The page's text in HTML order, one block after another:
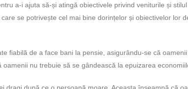
a-i ajuta să-și atingă obiectivele privind veniturile și stilul
se potrivește cel mai bine dorințelor și obiectivelor lor
fiabilă de a face bani la pensie, asigurându-se că
nu trebuie să se gândească la epuizarea
dragi după ce o persoană moare. Aceasta înseamnă că